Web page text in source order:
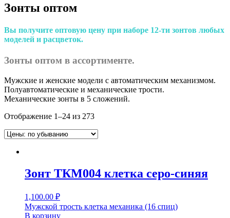
Зонты оптом
Вы получите оптовую цену при наборе 12-ти зонтов любых
моделей и расцветок.
Зонты оптом в ассортименте.
Мужские и женские модели с автоматическим механизмом.
Полуавтоматические и механические трости.
Механические зонты в 5 сложений.
Отображение 1–24 из 273
Зонт ТКМ004 клетка серо-синяя
1,100.00 ₽
Мужской трость клетка механика (16 спиц)
В корзину